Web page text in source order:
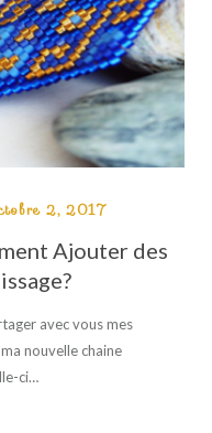
2, 2017
Ajouter des
avec vous mes
nouvelle chaine
ci…